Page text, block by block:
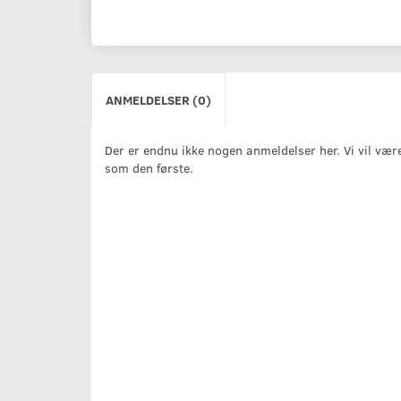
ANMELDELSER (0)
Der er endnu ikke nogen anmeldelser her. Vi vil
som den første.